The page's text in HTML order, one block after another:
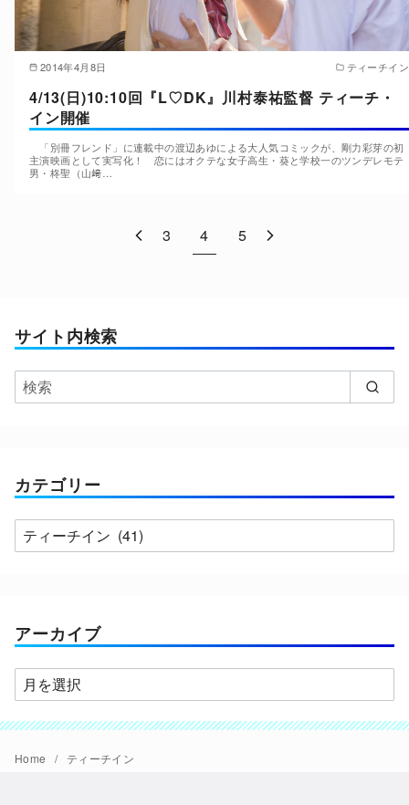
2014年4月8日 ティーチイン
4/13(日)10:10回『L♡DK』川村泰祐監督 ティーチ・
イン開催
「別冊フレンド」に連載中の渡辺あゆによる大人気コミックが、剛力彩芽の初
主演映画として実写化！ 恋にはオクテな女子高生・葵と学校一のツンデレモテ
男・柊聖（山﨑…
3 4 5
サイト内検索
カテゴリー
カ
テ
ー
アーカイブ
ア
ー
カ
イ
Home ティーチイン